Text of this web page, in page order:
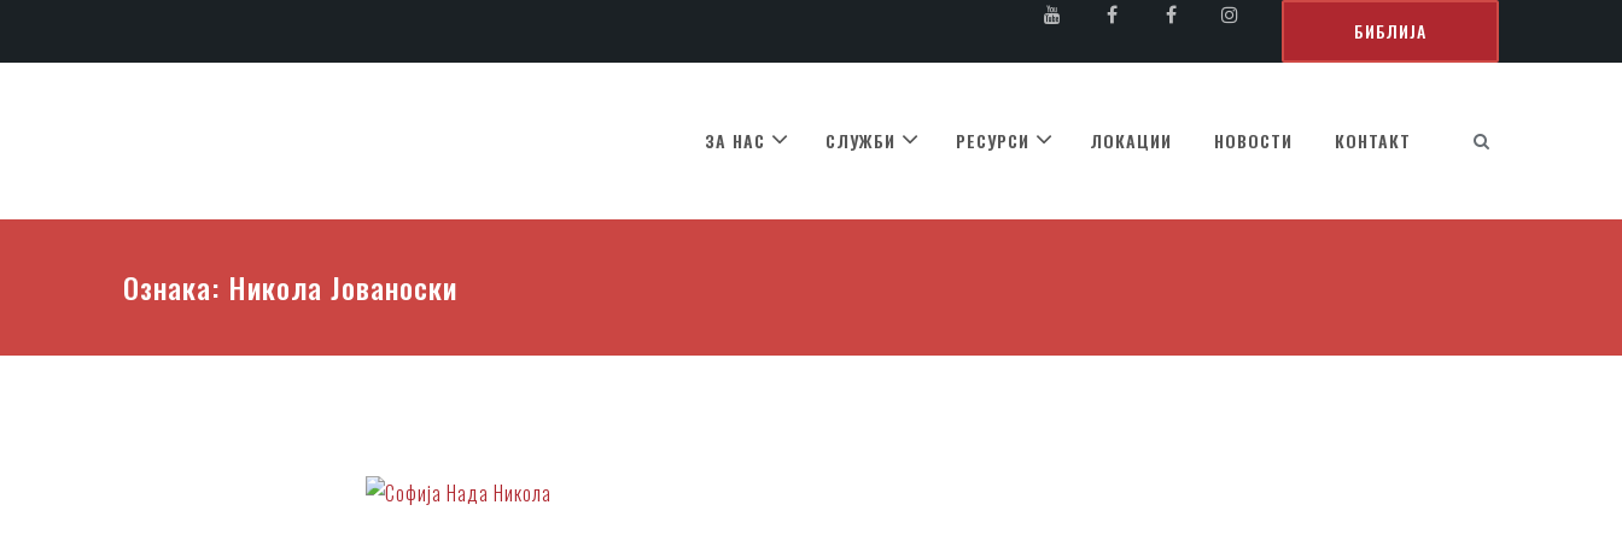
БИБЛИЈА
ЗА НАС СЛУЖБИ РЕСУРСИ ЛОКАЦИИ НОВОСТИ КОНТАКТ
Ознака: Никола Јованоски